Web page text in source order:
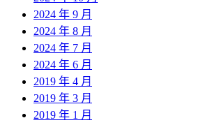
2024 年 9 月
2024 年 8 月
2024 年 7 月
2024 年 6 月
2019 年 4 月
2019 年 3 月
2019 年 1 月